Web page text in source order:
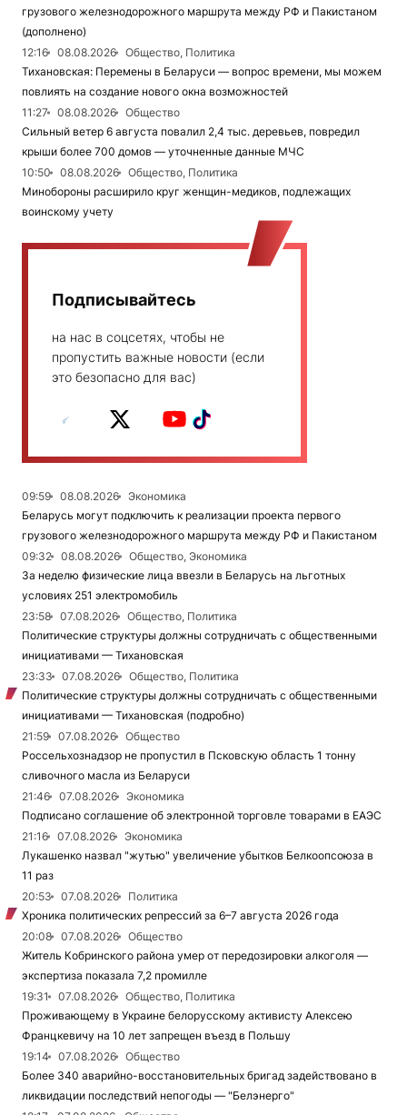
грузового железнодорожного маршрута между РФ и Пакистаном
(дополнено)
12:16
08.08.2026
Общество, Политика
Тихановская: Перемены в Беларуси — вопрос времени, мы можем
повлиять на создание нового окна возможностей
11:27
08.08.2026
Общество
Сильный ветер 6 августа повалил 2,4 тыс. деревьев, повредил
крыши более 700 домов — уточненные данные МЧС
10:50
08.08.2026
Общество, Политика
Минобороны расширило круг женщин-медиков, подлежащих
воинскому учету
Подписывайтесь
на нас в соцсетях, чтобы не
пропустить важные новости (если
это безопасно для вас)
09:59 08.08.2026
Экономика
Беларусь могут подключить к реализации проекта первого
грузового железнодорожного маршрута между РФ и Пакистаном
09:32
08.08.2026
Общество, Экономика
За неделю физические лица ввезли в Беларусь на льготных
условиях 251 электромобиль
23:58
07.08.2026
Общество, Политика
Политические структуры должны сотрудничать с общественными
инициативами — Тихановская
23:33
07.08.2026
Общество, Политика
Политические структуры должны сотрудничать с общественными
инициативами — Тихановская (подробно)
21:59
07.08.2026
Общество
Россельхознадзор не пропустил в Псковскую область 1 тонну
сливочного масла из Беларуси
21:46
07.08.2026
Экономика
Подписано соглашение об электронной торговле товарами в ЕАЭС
21:16
07.08.2026
Экономика
Лукашенко назвал "жутью" увеличение убытков Белкоопсоюза в
11 раз
20:53
07.08.2026
Политика
Хроника политических репрессий за 6–7 августа 2026 года
20:08
07.08.2026
Общество
Житель Кобринского района умер от передозировки алкоголя —
экспертиза показала 7,2 промилле
19:31
07.08.2026
Общество, Политика
Проживающему в Украине белорусскому активисту Алексею
Францкевичу на 10 лет запрещен въезд в Польшу
19:14
07.08.2026
Общество
Более 340 аварийно-восстановительных бригад задействовано в
ликвидации последствий непогоды — "Белэнерго"